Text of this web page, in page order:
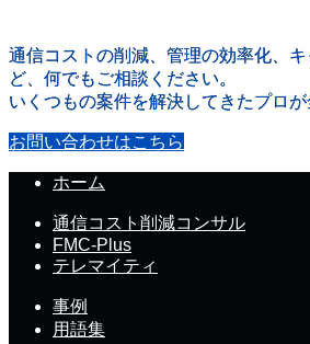
通信コストの削減、管理の効率化、
ど、何でもご相談ください。
いくつもの案件を解決してきたプロが
お問い合わせはこちら
ホーム
通信コスト削減コンサル
FMC-Plus
テレマイティ
事例
用語集